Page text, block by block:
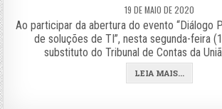
19 DE MAIO DE 2020
Ao participar da abertura do evento “Diálogo
de soluções de TI”, nesta segunda-feira
substituto do Tribunal de Contas da
LEIA MAIS...